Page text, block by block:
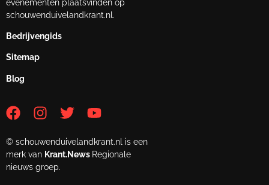
evenementen plaatsvinden op
schouwenduivelandkrant.nl.
Bedrijvengids
Sitemap
Blog
© schouwenduivelandkrant.nl is een
merk van Krant.News Regionale
nieuws groep.